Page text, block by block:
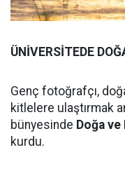
ÜNİVERSİTEDE
Genç fotoğrafçı,
kitlelere ulaştırmak
bünyesinde Doğa
kurdu.